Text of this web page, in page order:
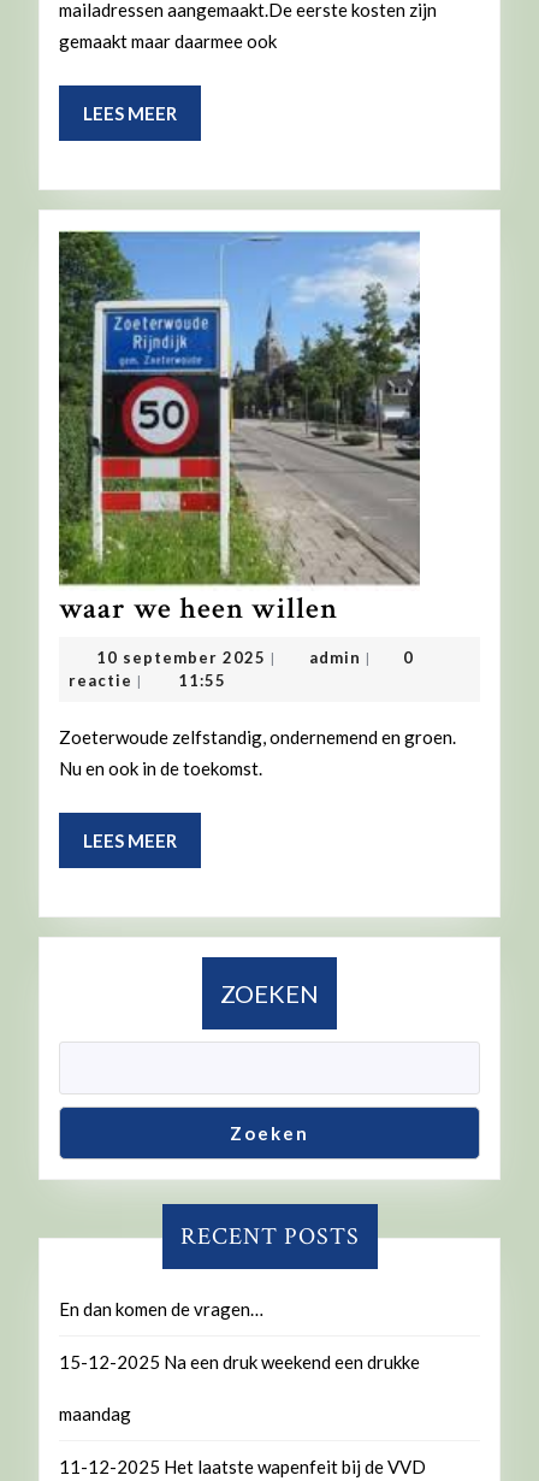
mailadressen aangemaakt.De eerste kosten zijn
gemaakt maar daarmee ook
LEES MEER
MEER
waar we heen willen
we
heen
10 september 2025 10
| admin admin
|
0
reactie | 11:55
Zoeterwoude zelfstandig, ondernemend en groen.
Nu en ook in de toekomst.
LEES MEER
MEER
ZOEKEN
Zoeken
RECENT POSTS
En dan komen de vragen…
15-12-2025 Na een druk weekend een drukke
maandag
11-12-2025 Het laatste wapenfeit bij de VVD